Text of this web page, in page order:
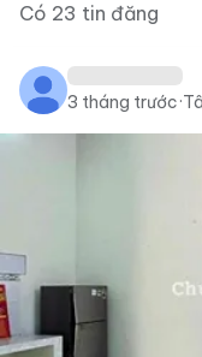
Có 23 tin đăng
3 tháng trước·